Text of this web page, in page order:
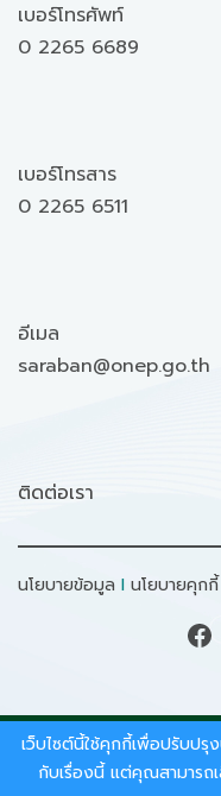
เบอร์โทรศัพท์
0 2265 6689
เบอร์โทรสาร
0 2265 6511
อีเมล
saraban@onep.go.th
ติดต่อเรา
นโยบายข้อมูล I นโยบายคุกกี้
Facebook
สงวนลิขสิทธิ์ ©
ทรัพยากรธ
เว็บไซต์นี้ใช้คุกกี้เพื่อปรับป
กับเรื่องนี้ แต่คุณสามารถ